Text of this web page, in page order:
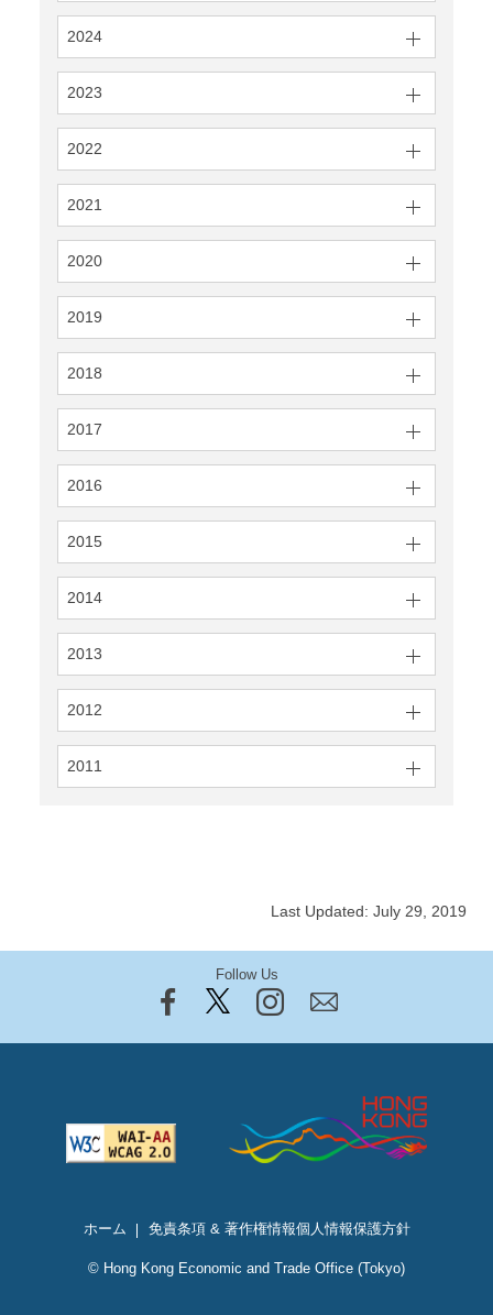
2024
2023
2022
2021
2020
2019
2018
2017
2016
2015
2014
2013
2012
2011
Last Updated: July 29, 2019
Follow Us
ホーム 免責条項 & 著作権情報個人情報保護方針
© Hong Kong Economic and Trade Office (Tokyo)